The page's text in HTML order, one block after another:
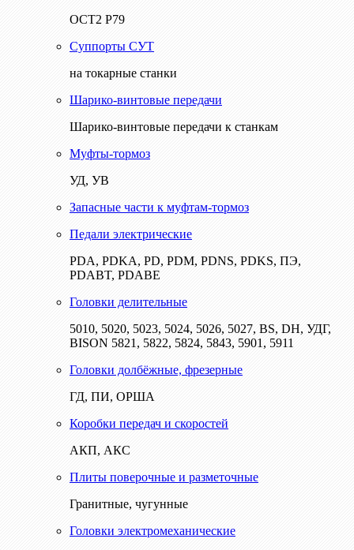
ОСТ2 Р79
Суппорты СУТ
на токарные станки
Шарико-винтовые передачи
Шарико-винтовые передачи к станкам
Муфты-тормоз
УД, УВ
Запасные части к муфтам-тормоз
Педали электрические
PDA, PDKA, PD, PDM, PDNS, PDKS, ПЭ,
PDABT, PDABE
Головки делительные
5010, 5020, 5023, 5024, 5026, 5027, BS, DH, УДГ,
BISON 5821, 5822, 5824, 5843, 5901, 5911
Головки долбёжные, фрезерные
ГД, ПИ, ОРША
Коробки передач и скоростей
АКП, АКС
Плиты поверочные и разметочные
Гранитные, чугунные
Головки электромеханические